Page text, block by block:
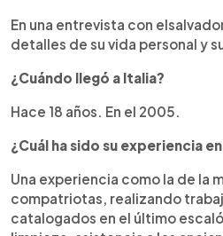
En una entrevista con
detalles de su vida personal y
¿Cuándo llegó a Italia?
Hace 18 años. En el 2005.
¿Cuál ha sido su experiencia
Una experiencia como la de la
compatriotas, realizando
catalogados en el último